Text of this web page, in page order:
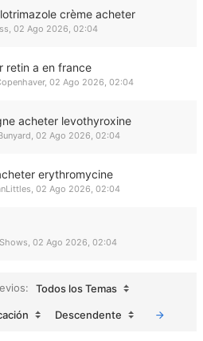
crème acheter
, 02 Ago 2026, 02:04
retin a en france
, 02 Ago 2026, 02:04
acheter levothyroxine
, 02 Ago 2026, 02:04
erythromycine
, 02 Ago 2026, 02:04
, 02 Ago 2026, 02:04
Todos los Temas
Descendente